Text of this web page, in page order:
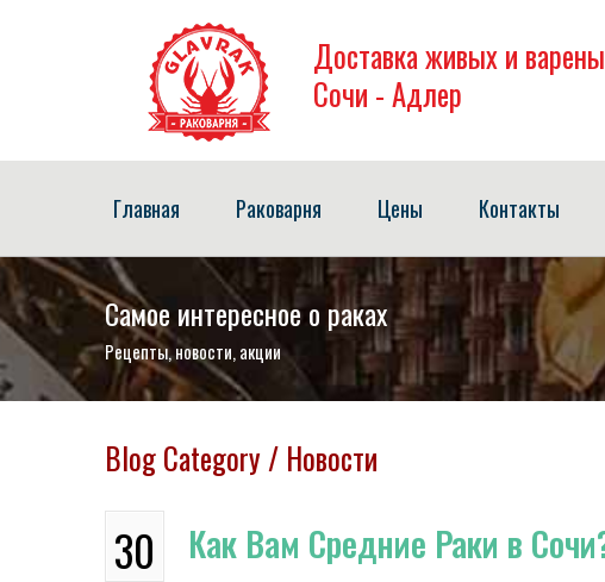
Доставка живых и
Сочи - Адлер
Главная Раковарня Цены Контакты
Самое интересное о раках
Рецепты, новости, акции
Blog Category / Новости
30 Как Вам Средние Раки в